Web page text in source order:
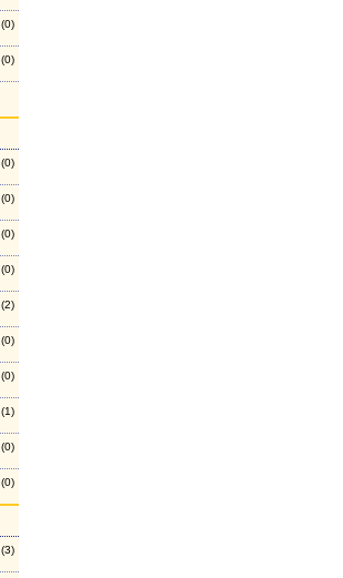
(0)
(0)
(0)
(0)
(0)
(0)
(2)
(0)
(0)
(1)
(0)
(0)
(3)